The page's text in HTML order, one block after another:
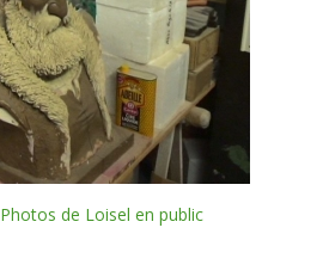
Photos de Loisel en public